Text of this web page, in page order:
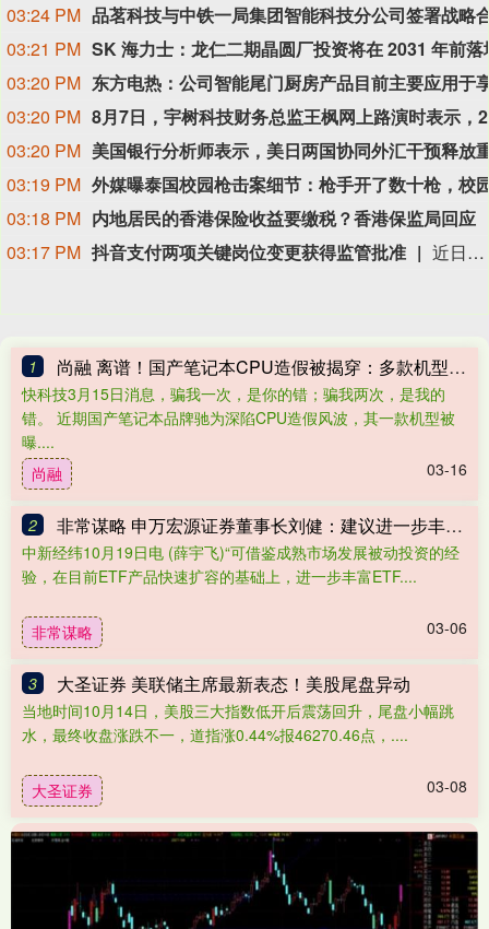
03:24 PM
03:21 PM
03:20 PM
03:20 PM
03:20 PM
03:19 PM
03:18 PM 内地居民的香港保险收益要缴税？香港保监局回应
03:17 PM 抖音支付两项关键岗位变更获得监管批准 近日，抖音支付两项关键岗位变更获得监管批准。据中国人民银行湖北省分行披露，抖音支付科技有限公司获准将张梦笛变更为合规风控负责人，将张伟变更为技术负责人。“从监管框架与机构经营双重维度来看，本次合规风控、技术两大核心高管完成监管核准变更存在必然性。”博通咨询首席分析师王蓬博在接受采访时表示，现行支付监管条例将两类岗位划定为法定高级管理人员，人员更迭必须履行事前报批流程，这是机构落实公司治理合规的硬性底线要求。（中国金融时报）
1 尚融 离谱！国产笔记本CPU造假被揭穿：多款机型用老U冒充新U 连BIOS都改了骗消费者
快科技3月15日消息，骗我一次，是你的错；骗我两次，是我的
错。 近期国产笔记本品牌驰为深陷CPU造假风波，其一款机型被
曝....
尚融
03-16
2 非常谋略 申万宏源证券董事长刘健：建议进一步丰富ETF产品类型
中新经纬10月19日电 (薛宇飞)“可借鉴成熟市场发展被动投资的经
验，在目前ETF产品快速扩容的基础上，进一步丰富ETF....
非常谋略 03-06
3 大圣证券 美联储主席最新表态！美股尾盘异动
当地时间10月14日，美股三大指数低开后震荡回升，尾盘小幅跳
水，最终收盘涨跌不一，道指涨0.44%报46270.46点，....
大圣证券 03-08